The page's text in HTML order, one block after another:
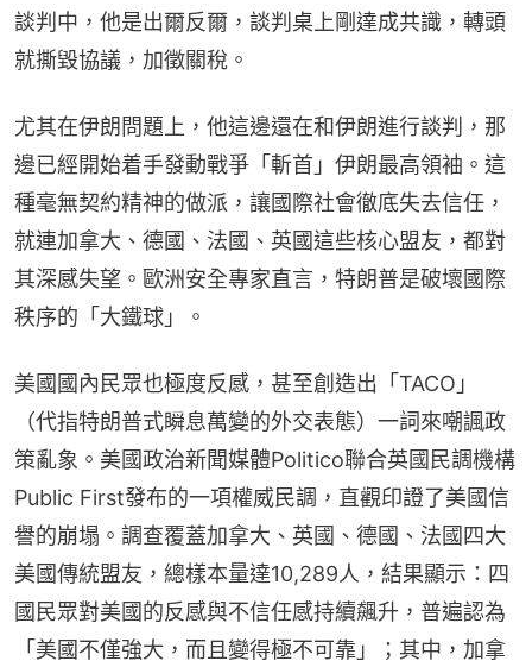
談判中，他是出爾反爾，談判桌上剛達成共識，轉頭
就撕毀協議，加徵關稅。
尤其在伊朗問題上，他這邊還在和伊朗進行談判，那
邊已經開始着手發動戰爭「斬首」伊朗最高領袖。這
種毫無契約精神的做派，讓國際社會徹底失去信任，
就連加拿大、德國、法國、英國這些核心盟友，都對
其深感失望。歐洲安全專家直言，特朗普是破壞國際
秩序的「大鐵球」。
美國國內民眾也極度反感，甚至創造出「TACO」
（代指特朗普式瞬息萬變的外交表態）一詞來嘲諷政
策亂象。美國政治新聞媒體Politico聯合英國民調機構
Public First發布的一項權威民調，直觀印證了美國信
譽的崩塌。調查覆蓋加拿大、英國、德國、法國四大
美國傳統盟友，總樣本量達10,289人，結果顯示：四
國民眾對美國的反感與不信任感持續飆升，普遍認為
「美國不僅強大，而且變得極不可靠」；其中，加拿